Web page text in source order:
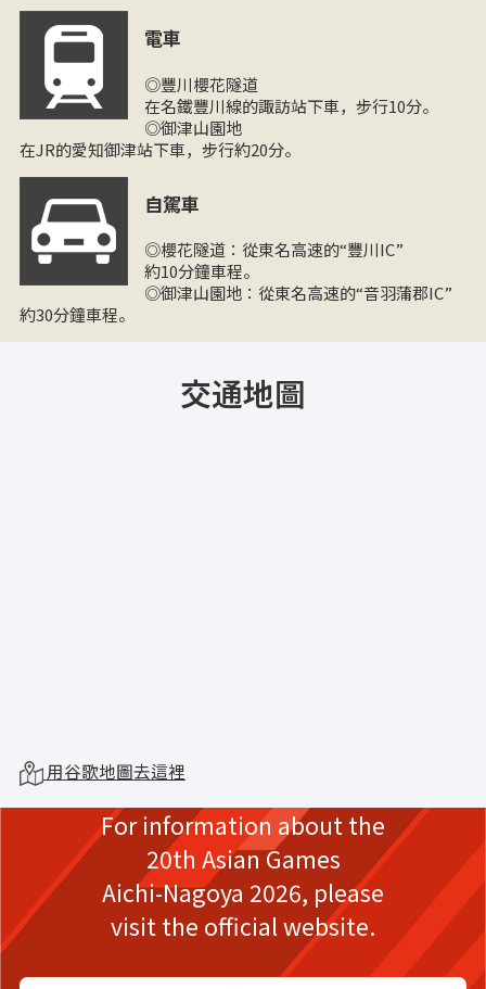
電車
◎豐川櫻花隧道
在名鐵豐川線的諏訪站下車，步行10分。
◎御津山園地
在JR的愛知御津站下車，步行約20分。
自駕車
◎櫻花隧道：從東名高速的“豐川IC”
約10分鐘車程。
◎御津山園地：從東名高速的“音羽蒲郡IC”
約30分鐘車程。
交通地圖
用谷歌地圖去這裡
For information about the
20th Asian Games
Aichi-Nagoya 2026, please
visit the official website.